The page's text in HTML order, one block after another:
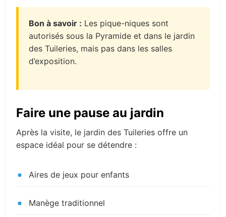
Bon à savoir : Les pique-niques sont
autorisés sous la Pyramide et dans le jardin
des Tuileries, mais pas dans les salles
d’exposition.
Faire une pause au jardin
Après la visite, le jardin des Tuileries offre un
espace idéal pour se détendre :
Aires de jeux pour enfants
Manège traditionnel